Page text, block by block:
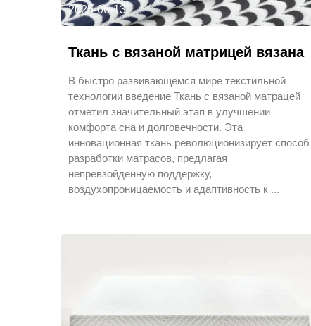
2025-06-13
Ткань с вязаной матрицей вязана
В быстро развивающемся мире текстильной
технологии введение Ткань с вязаной матрацей
отметил значительный этап в улучшении
комфорта сна и долговечности. Эта
инновационная ткань революционизирует способ
разработки матрасов, предлагая
непревзойденную поддержку,
воздухопроницаемость и адаптивность к ...